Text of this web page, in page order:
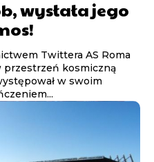
wysłała jego
Twittera AS Roma
przestrzeń kosmiczną
w swoim